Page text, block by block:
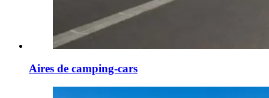
Aires de camping-cars